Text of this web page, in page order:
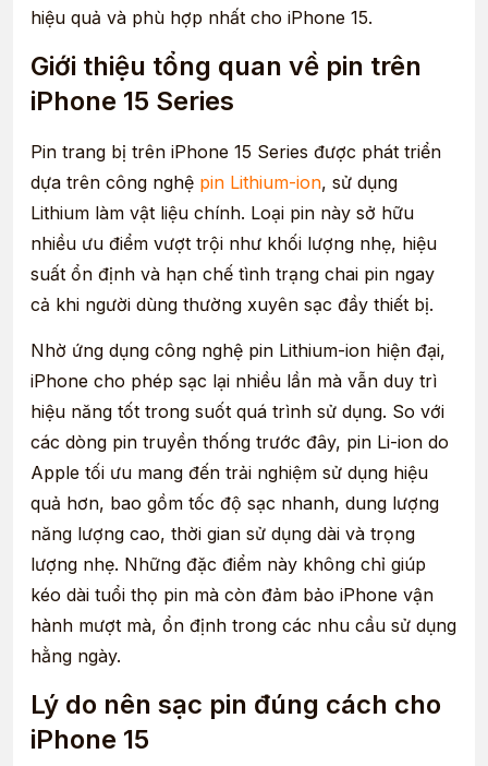
hiệu quả và phù hợp nhất cho iPhone 15.
Giới thiệu tổng quan về pin trên
iPhone 15 Series
Pin trang bị trên iPhone 15 Series được phát triển
dựa trên công nghệ pin Lithium-ion, sử dụng
Lithium làm vật liệu chính. Loại pin này sở hữu
nhiều ưu điểm vượt trội như khối lượng nhẹ, hiệu
suất ổn định và hạn chế tình trạng chai pin ngay
cả khi người dùng thường xuyên sạc đầy thiết bị.
Nhờ ứng dụng công nghệ pin Lithium-ion hiện đại,
iPhone cho phép sạc lại nhiều lần mà vẫn duy trì
hiệu năng tốt trong suốt quá trình sử dụng. So với
các dòng pin truyền thống trước đây, pin Li-ion do
Apple tối ưu mang đến trải nghiệm sử dụng hiệu
quả hơn, bao gồm tốc độ sạc nhanh, dung lượng
năng lượng cao, thời gian sử dụng dài và trọng
lượng nhẹ. Những đặc điểm này không chỉ giúp
kéo dài tuổi thọ pin mà còn đảm bảo iPhone vận
hành mượt mà, ổn định trong các nhu cầu sử dụng
hằng ngày.
Lý do nên sạc pin đúng cách cho
iPhone 15